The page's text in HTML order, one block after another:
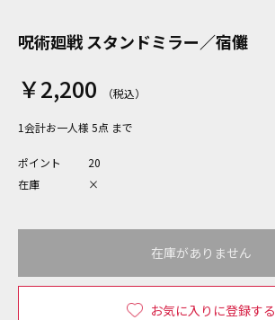
呪術廻戦 スタンドミラー／宿儺
￥2,200
1会計お一人様 5点 まで
ポイント
20
在庫
×
お気に入りに登録する
在庫がありません